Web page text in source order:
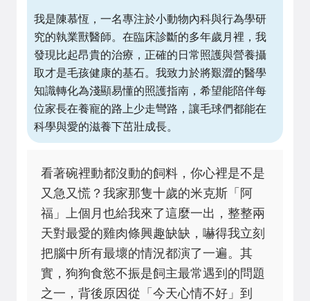
我是陳慕恆，一名專注於小動物內科與行為學研
究的執業獸醫師。在臨床診斷的多年歲月裡，我
發現比起昂貴的治療，正確的日常照護與營養攝
取才是毛孩健康的基石。我致力於將艱澀的醫學
知識轉化為淺顯易懂的照護指南，希望能陪伴每
位家長在養寵的路上少走彎路，讓毛球們都能在
科學與愛的滋養下茁壯成長。
看著碗裡動都沒動的飼料，你心裡是不是
又急又慌？我家那隻十歲的米克斯「阿
福」上個月也給我來了這麼一出，整整兩
天對最愛的雞肉條興趣缺缺，嚇得我立刻
把腦中所有最壞的情況都演了一遍。其
實，狗狗食慾不振是飼主最常遇到的問題
之一，背後原因從「今天心情不好」到